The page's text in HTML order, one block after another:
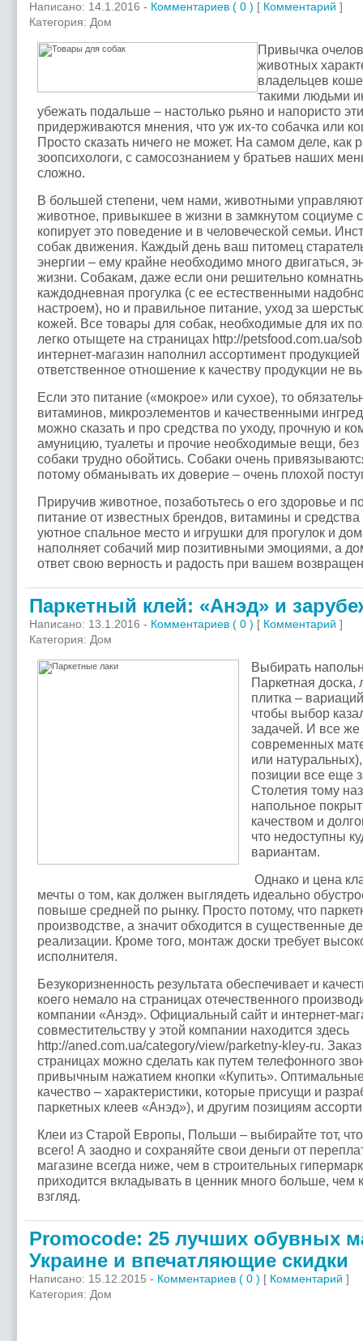
Написано: 14.1.2016 - Комментариев ( 0 ) [ Комментарий ]
Категория: Дом
Привычка
животных
владельцев
такими людьми
убежать подальше – настолько рьяно и напористо
придерживаются мнения, что уж их-то собачка или
Просто сказать ничего не может. На самом деле, как
зоопсихологи, с самосознанием у братьев наших
сложно.
В большей степени, чем нами, животными управляют
животное, привыкшее в жизни в замкнутом социуме
копирует это поведение и в человеческой семьи.
собак движения. Каждый день ваш питомец
энергии – ему крайне необходимо много двигаться,
жизни. Собакам, даже если они решительно
каждодневная прогулка (с ее естественными
настроем), но и правильное питание, уход за
кожей. Все товары для собак, необходимые для их
легко отыщете на страницах http://petsfood.com.ua/
интернет-магазин наполнил ассортимент
ответственное отношение к качеству продукции не
Если это питание («мокрое» или сухое), то
витаминов, микроэлементов и качественными
можно сказать и про средства по уходу, прочную и
амуницию, туалеты и прочие необходимые вещи, без
собаки трудно обойтись. Собаки очень
потому обманывать их доверие – очень плохой
Приручив животное, позаботьтесь о его здоровье и
питание от известных брендов, витамины и
уютное спальное место и игрушки для прогулок и
наполняет собачий мир позитивными эмоциями, а
ответ свою верность и радость при вашем
Паркетный клей: «Анэд» и
Написано: 13.1.2016 - Комментариев ( 0 ) [ Комментарий ]
Категория: Дом
Выбирать
Паркетная доска,
плитка –
чтобы выбор
задачей. И все
современных
или
позиции все еще
Столетия тому
напольное
качеством и
что недоступны
вариантам.
Однако и цена
мечты о том, как должен выглядеть идеально
повыше средней по рынку. Просто потому, что
производстве, а значит обходится в существенные
реализации. Кроме того, монтаж доски требует
исполнителя.
Безукоризненность результата обеспечивает и
коего немало на страницах отечественного
компании «Анэд». Официальный сайт и интернет-
совместительству у этой компании находится здесь
http://aned.com.ua/category/view/parketny-kley-ru. Заказ
страницах можно сделать как путем телефонного
привычным нажатием кнопки «Купить».
качество – характеристики, которые присущи и
паркетных клеев «Анэд»), и другим позициям
Клеи из Старой Европы, Польши – выбирайте тот,
всего! А заодно и сохраняйте свои деньги от
магазине всегда ниже, чем в строительных
приходится вкладывать в ценник много больше, чем
взгляд.
Promocode: 25 лучших обувных
Украине и впечатляющие скидки
Написано: 15.12.2015 - Комментариев ( 0 ) [ Комментарий ]
Категория: Дом